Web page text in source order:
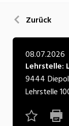
Kultur
Natur
Verkehr/
Zurück
08.07.2026
Lehrstelle:
9444
Lehrstelle